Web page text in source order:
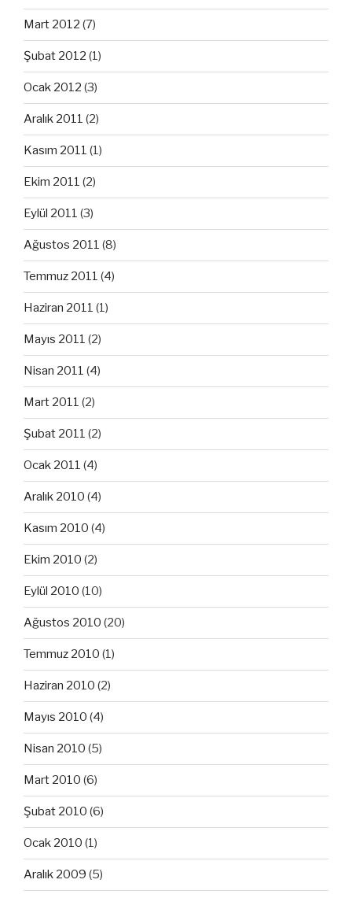
Mart 2012 (7)
Şubat 2012 (1)
Ocak 2012 (3)
Aralık 2011 (2)
Kasım 2011 (1)
Ekim 2011 (2)
Eylül 2011 (3)
Ağustos 2011 (8)
Temmuz 2011 (4)
Haziran 2011 (1)
Mayıs 2011 (2)
Nisan 2011 (4)
Mart 2011 (2)
Şubat 2011 (2)
Ocak 2011 (4)
Aralık 2010 (4)
Kasım 2010 (4)
Ekim 2010 (2)
Eylül 2010 (10)
Ağustos 2010 (20)
Temmuz 2010 (1)
Haziran 2010 (2)
Mayıs 2010 (4)
Nisan 2010 (5)
Mart 2010 (6)
Şubat 2010 (6)
Ocak 2010 (1)
Aralık 2009 (5)